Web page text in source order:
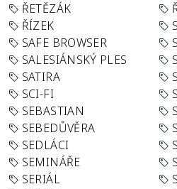
ŘETĚZÁK
ŘÍZEK
SAFE BROWSER
SALESIÁNSKÝ PLES
SATIRA
SCI-FI
SEBASTIAN
SEBEDŮVĚRA
SEDLÁCI
SEMINÁŘE
SERIÁL